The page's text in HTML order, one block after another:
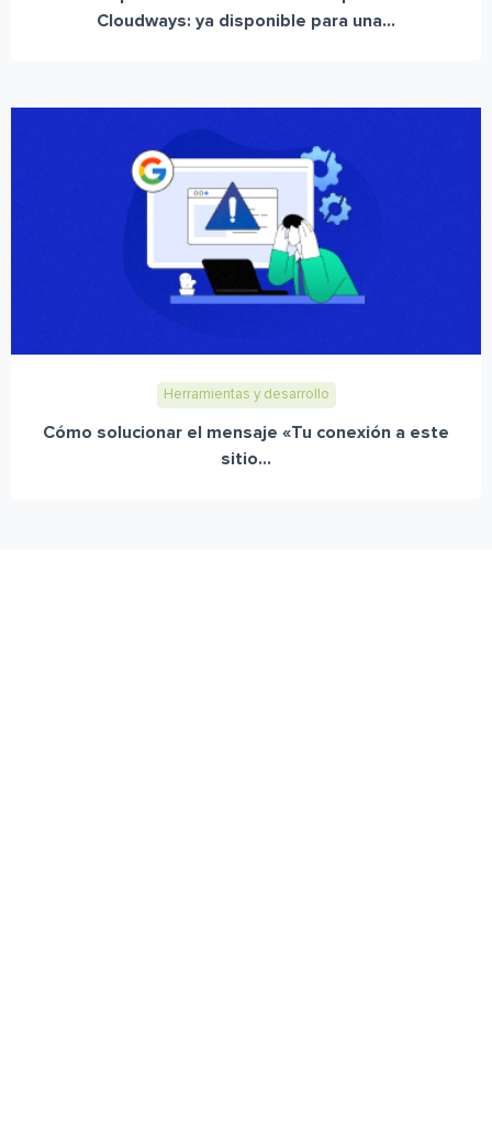
Cloudways: ya disponible para una...
Herramientas y desarrollo
Cómo solucionar el mensaje «Tu conexión a este
sitio...